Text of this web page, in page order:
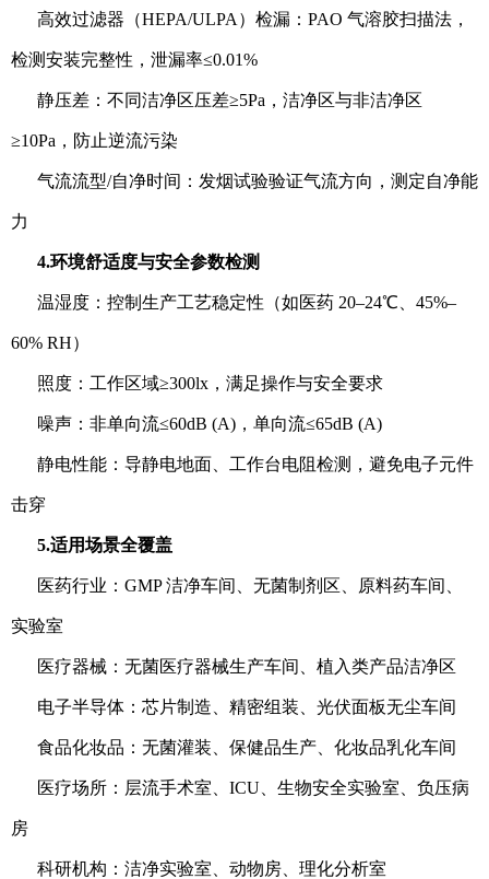
高效过滤器（HEPA/ULPA）检漏：PAO 气溶胶扫描法，
检测安装完整性，泄漏率≤0.01%
静压差：不同洁净区压差≥5Pa，洁净区与非洁净区
≥10Pa，防止逆流污染
气流流型/自净时间：发烟试验验证气流方向，测定自净能
力
4.环境舒适度与安全参数检测
温湿度：控制生产工艺稳定性（如医药 20–24℃、45%–
60% RH）
照度：工作区域≥300lx，满足操作与安全要求
噪声：非单向流≤60dB (A)，单向流≤65dB (A)
静电性能：导静电地面、工作台电阻检测，避免电子元件
击穿
5.适用场景全覆盖
医药行业：GMP 洁净车间、无菌制剂区、原料药车间、
实验室
医疗器械：无菌医疗器械生产车间、植入类产品洁净区
电子半导体：芯片制造、精密组装、光伏面板无尘车间
食品化妆品：无菌灌装、保健品生产、化妆品乳化车间
医疗场所：层流手术室、ICU、生物安全实验室、负压病
房
科研机构：洁净实验室、动物房、理化分析室